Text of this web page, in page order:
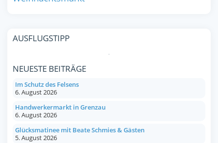
AUSFLUGSTIPP
NEUESTE BEITRÄGE
Im Schutz des Felsens
6. August 2026
Handwerkermarkt in Grenzau
6. August 2026
Glücksmatinee mit Beate Schmies & Gästen
5. August 2026